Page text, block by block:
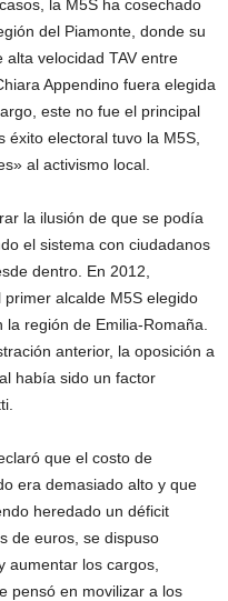
la M5S ha cosechado
del Piamonte, donde su
velocidad TAV entre
Appendino fuera elegida
este no fue el principal
electoral tuvo la M5S,
al activismo local.
la ilusión de que se podía
el sistema con ciudadanos
dentro. En 2012,
alcalde M5S elegido
región de Emilia-Romaña.
anterior, la oposición a
había sido un factor
que el costo de
era demasiado alto y que
heredado un déficit
de euros, se dispuso
aumentar los cargos,
pensó en movilizar a los